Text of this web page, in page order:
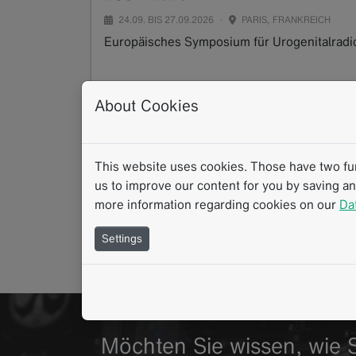
24.09. BIS 27.09.2026 PARIS, FRANKREICH
Europäisches Symposium für
RSNA 2026
29.11.BIS02.12.2026 CHICAGO, ILLINOIS
Annual Meeting of the Radiological Society
Read more
Möchten Sie wissen, wie
About Cookies
This website uses cookies. Those have two
us to improve our content for you by saving
more information regarding cookies on our
Settings